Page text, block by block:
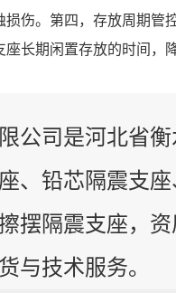
伤。第四，存放周期管
长期闲置存放的时间，
公司是河北省
、铅芯隔震支
摆隔震支座，
与技术服务。